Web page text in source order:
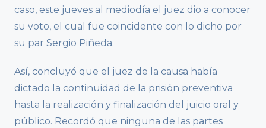
caso, este jueves al mediodía el juez dio a conocer
su voto, el cual fue coincidente con lo dicho por
su par Sergio Piñeda.
Así, concluyó que el juez de la causa había
dictado la continuidad de la prisión preventiva
hasta la realización y finalización del juicio oral y
público. Recordó que ninguna de las partes